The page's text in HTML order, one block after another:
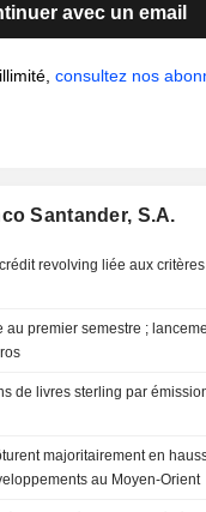
avec un email
consultez nos
Santander, S.A.
revolving liée aux
premier semestre ;
de livres sterling par
majoritairement en
au Moyen-Orient